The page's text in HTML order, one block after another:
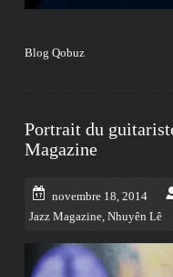
Blog Qobuz
Portrait du
Magazine
novembre 18, 2014
Jazz Magazine, Nhuyên Lê